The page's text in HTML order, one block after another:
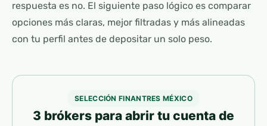
respuesta es no. El siguiente paso lógico es comparar
opciones más claras, mejor filtradas y más alineadas
con tu perfil antes de depositar un solo peso.
SELECCIÓN FINANTRES MÉXICO
3 brókers para abrir tu cuenta de